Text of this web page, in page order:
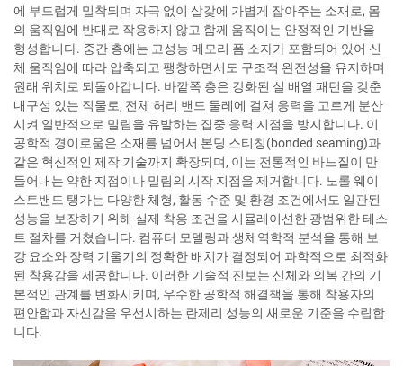
에 부드럽게 밀착되며 자극 없이 살갗에 가볍게 잡아주는 소재로, 몸
의 움직임에 반대로 작용하지 않고 함께 움직이는 안정적인 기반을
형성합니다. 중간 층에는 고성능 메모리 폼 소자가 포함되어 있어 신
체 움직임에 따라 압축되고 팽창하면서도 구조적 완전성을 유지하며
원래 위치로 되돌아갑니다. 바깥쪽 층은 강화된 실 배열 패턴을 갖춘
내구성 있는 직물로, 전체 허리 밴드 둘레에 걸쳐 응력을 고르게 분산
시켜 일반적으로 밀림을 유발하는 집중 응력 지점을 방지합니다. 이
공학적 경이로움은 소재를 넘어서 본딩 스티칭(bonded seaming)과
같은 혁신적인 제작 기술까지 확장되며, 이는 전통적인 바느질이 만
들어내는 약한 지점이나 밀림의 시작 지점을 제거합니다. 노롤 웨이
스트밴드 탱가는 다양한 체형, 활동 수준 및 환경 조건에서도 일관된
성능을 보장하기 위해 실제 착용 조건을 시뮬레이션한 광범위한 테스
트 절차를 거쳤습니다. 컴퓨터 모델링과 생체역학적 분석을 통해 보
강 요소와 장력 기울기의 정확한 배치가 결정되어 과학적으로 최적화
된 착용감을 제공합니다. 이러한 기술적 진보는 신체와 의복 간의 기
본적인 관계를 변화시키며, 우수한 공학적 해결책을 통해 착용자의
편안함과 자신감을 우선시하는 란제리 성능의 새로운 기준을 수립합
니다.